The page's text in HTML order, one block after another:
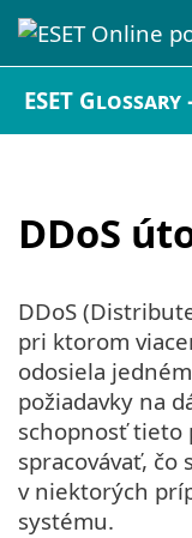
ESET Glossary
DDoS
DDoS
pri ktorom
odosiela
požiadavky na
schopnosť tieto
spracovávať, čo
v niektorých
systému.